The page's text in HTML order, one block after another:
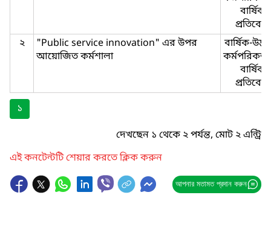
বার্ষিক-
২
"Public service innovation" এর উপর
আয়োজিত কর্মশালা
বার্ষিক-
বার্ষিক-
১
দেখছেন ১ থেকে ২ পর্যন্ত, মোট ২ এন্ট্রি
এই কনটেন্টটি শেয়ার করতে ক্লিক করুন
আপনার মতামত প্রদান করুন